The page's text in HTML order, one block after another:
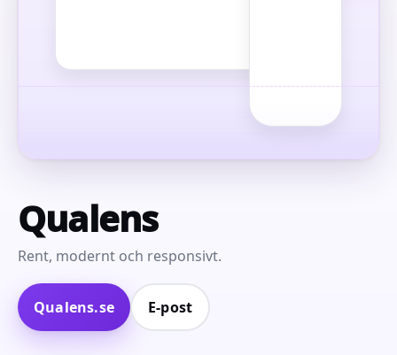
Qualens
Rent, modernt och responsivt.
Qualens.se E‑post